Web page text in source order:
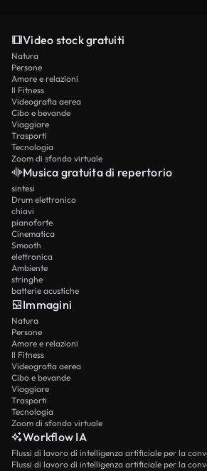
Video stock gratuiti
Natura
Persone
Amore e relazioni
Il Fitness
Videografia aerea
Cibo e bevande
Viaggiare
Trasporti
Tecnologia
Zoom di sfondo virtuale
Musica gratuita di repertorio
sintesi
Drum elettronico
chiavi
pianoforte
Cinematica
Smooth
elettronica
Ambiente
stringhe
batterie acustiche
Immagini
Natura
Persone
Amore e relazioni
Il Fitness
Videografia aerea
Cibo e bevande
Viaggiare
Trasporti
Tecnologia
Zoom di sfondo virtuale
Workflow IA
Flussi di lavoro di intelligenza artificiale per la